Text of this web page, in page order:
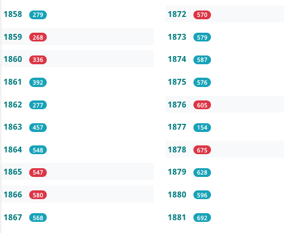
1858 279
1859 268
1860 336
1861 392
1862 277
1863 457
1864 548
1865 547
1866 580
1867 568
1872 570
1873 579
1874 587
1875 576
1876 605
1877 154
1878 675
1879 628
1880 596
1881 692